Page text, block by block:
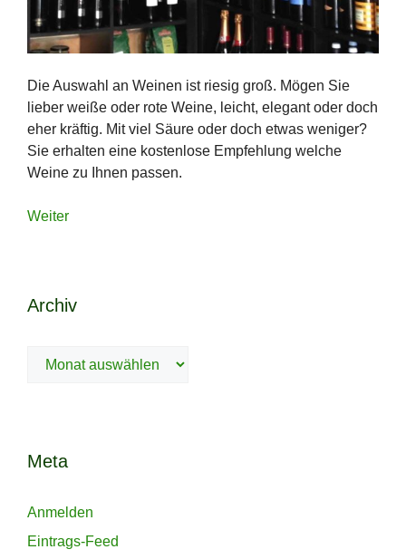
Die Auswahl an Weinen ist riesig groß. Mögen Sie
lieber weiße oder rote Weine, leicht, elegant oder doch
eher kräftig. Mit viel Säure oder doch etwas weniger?
Sie erhalten eine kostenlose Empfehlung welche
Weine zu Ihnen passen.
Weiter
Archiv
Archiv
Meta
Anmelden
Eintrags-Feed